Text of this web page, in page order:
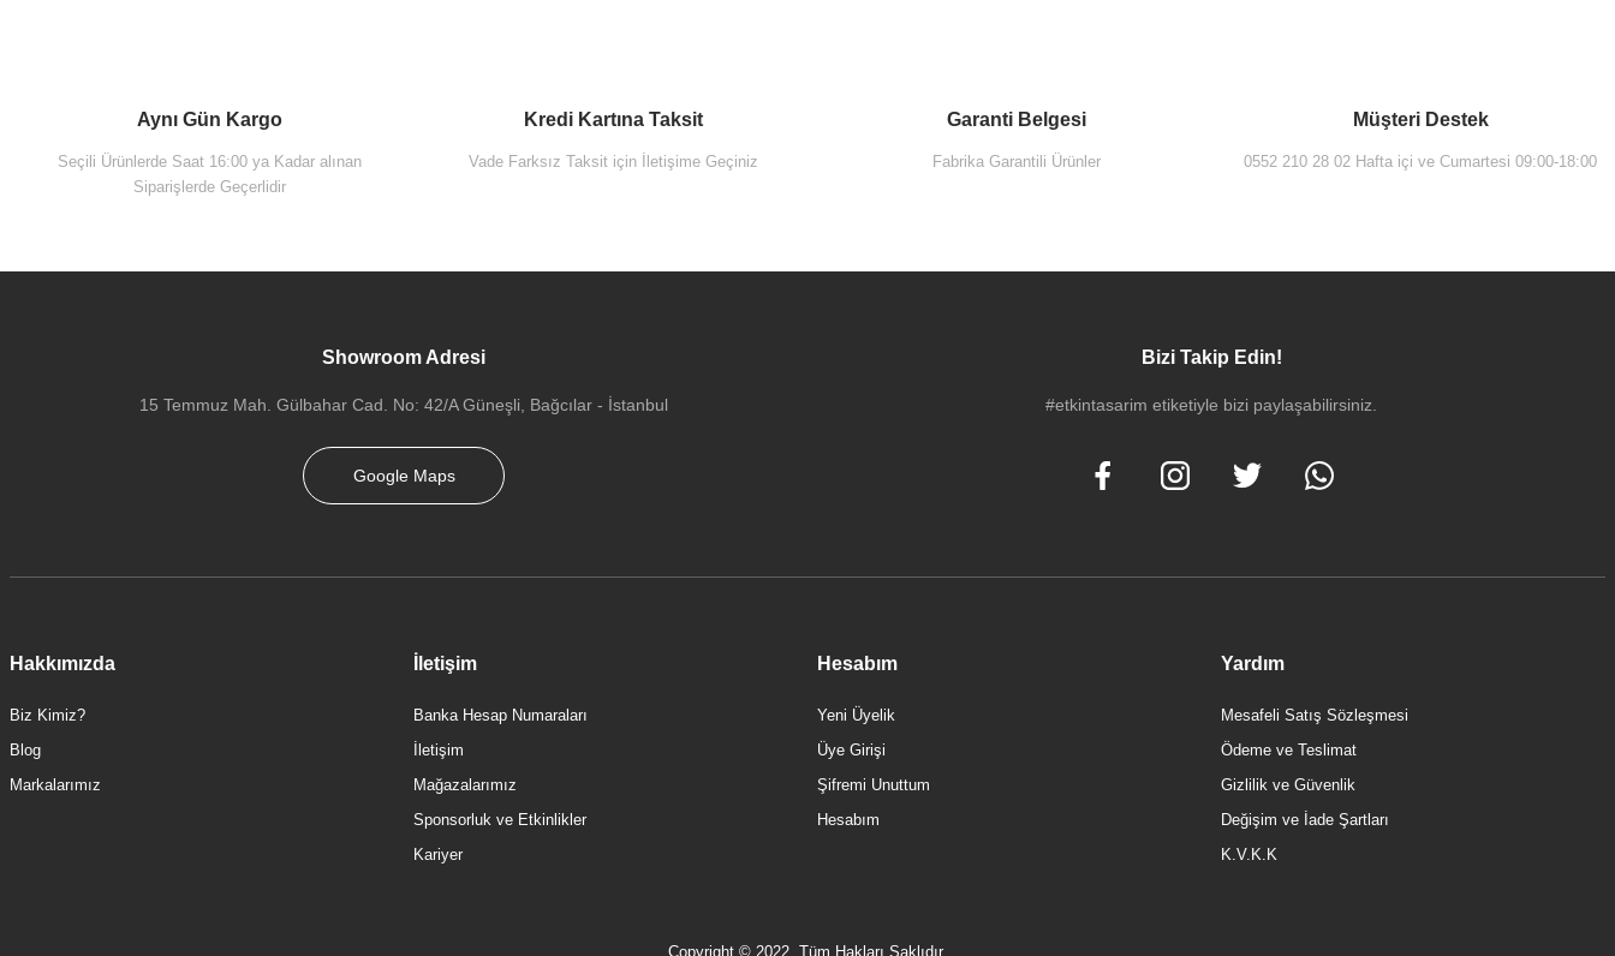
VitrA A42856 Origin Ankastre 2 Yollu Yönlendirici(Sıva Altı Grubu)
Aynı Gün Kargo
Seçili Ürünlerde Saat 16:00 ya Kadar alınan
Siparişlerde Geçerlidir
Kredi Kartına Taksit
Vade Farksız Taksit için İletişime Geçiniz
Garanti Belgesi
Fabrika Garantili Ürünler
Müşteri Destek
0552 210 28 02 Hafta içi ve Cumartesi 09:00-18:00
Showroom Adresi
15 Temmuz Mah. Gülbahar Cad. No: 42/A Güneşli, Bağcılar - İstanbul
Google Maps
Bizi Takip Edin!
#etkintasarim etiketiyle bizi paylaşabilirsiniz.
Hakkımızda
Biz Kimiz?
Blog
Markalarımız
İletişim
Banka Hesap Numaraları
İletişim
Mağazalarımız
Sponsorluk ve Etkinlikler
Kariyer
Hesabım
Yeni Üyelik
Üye Girişi
Şifremi Unuttum
Hesabım
Yardım
Mesafeli Satış Sözleşmesi
Ödeme ve Teslimat
Gizlilik ve Güvenlik
Değişim ve İade Şartları
K.V.K.K
Copyright © 2022, Tüm Hakları Saklıdır.